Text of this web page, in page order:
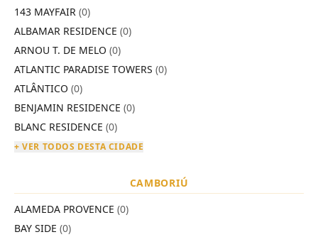
143 MAYFAIR (0)
ALBAMAR RESIDENCE (0)
ARNOU T. DE MELO (0)
ATLANTIC PARADISE TOWERS (0)
ATLÂNTICO (0)
BENJAMIN RESIDENCE (0)
BLANC RESIDENCE (0)
+ VER TODOS DESTA CIDADE
CAMBORIÚ
ALAMEDA PROVENCE (0)
BAY SIDE (0)